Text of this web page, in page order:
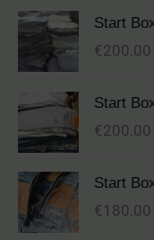
Start
€200.00
Start
€200.00
Start
€ 180.00